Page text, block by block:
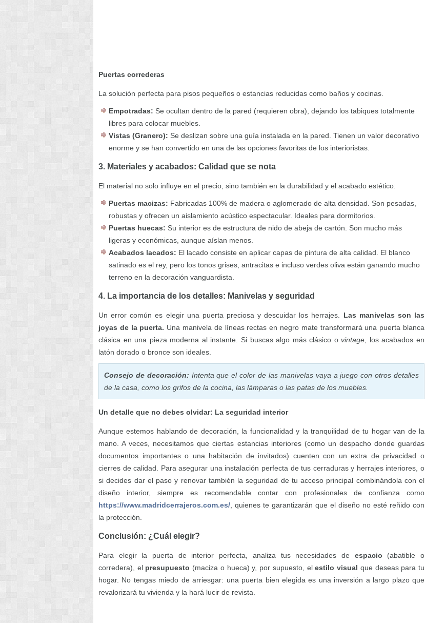
Puertas correderas
La solución perfecta para pisos pequeños o estancias reducidas como baños y cocinas.
Empotradas: Se ocultan dentro de la pared (requieren obra), dejando los tabiques totalmente
libres para colocar muebles.
Vistas (Granero): Se deslizan sobre una guía instalada en la pared. Tienen un valor decorativo
enorme y se han convertido en una de las opciones favoritas de los interioristas.
3. Materiales y acabados: Calidad que se nota
El material no solo influye en el precio, sino también en la durabilidad y el acabado estético:
Puertas macizas: Fabricadas 100% de madera o aglomerado de alta densidad. Son pesadas,
robustas y ofrecen un aislamiento acústico espectacular. Ideales para dormitorios.
Puertas huecas: Su interior es de estructura de nido de abeja de cartón. Son mucho más
ligeras y económicas, aunque aíslan menos.
Acabados lacados: El lacado consiste en aplicar capas de pintura de alta calidad. El blanco
satinado es el rey, pero los tonos grises, antracitas e incluso verdes oliva están ganando mucho
terreno en la decoración vanguardista.
4. La importancia de los detalles: Manivelas y seguridad
Un error común es elegir una puerta preciosa y descuidar los herrajes. Las manivelas son las
joyas de la puerta. Una manivela de líneas rectas en negro mate transformará una puerta blanca
clásica en una pieza moderna al instante. Si buscas algo más clásico ovintage, los acabados en
latón dorado o bronce son ideales.
Consejo de decoración: Intenta que el color de las manivelas vaya a juego con otros detalles
de la casa, como los grifos de la cocina, las lámparas o las patas de los muebles.
Un detalle que no debes olvidar: La seguridad interior
Aunque estemos hablando de decoración, la funcionalidad y la tranquilidad de tu hogar van de la
mano. A veces, necesitamos que ciertas estancias interiores (como un despacho donde guardas
documentos importantes o una habitación de invitados) cuenten con un extra de privacidad o
cierres de calidad. Para asegurar una instalación perfecta de tus cerraduras y herrajes interiores, o
si decides dar el paso y renovar también la seguridad de tu acceso principal combinándola con el
diseño interior, siempre es recomendable contar con profesionales de confianza como
https://www.madridcerrajeros.com.es/, quienes te garantizarán que el diseño no esté reñido con
la protección.
Conclusión: ¿Cuál elegir?
Para elegir la puerta de interior perfecta, analiza tus necesidades de espacio (abatible o
corredera), el presupuesto (maciza o hueca) y, por supuesto, elestilo visual que deseas para tu
hogar. No tengas miedo de arriesgar: una puerta bien elegida es una inversión a largo plazo que
revalorizará tu vivienda y la hará lucir de revista.